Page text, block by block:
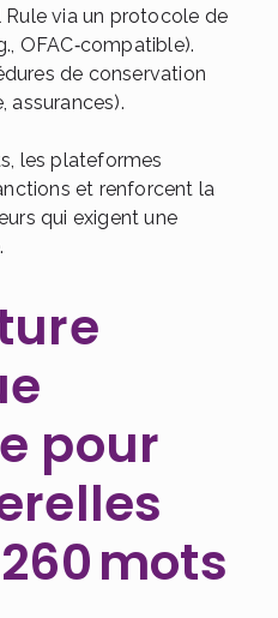
via un protocole de
OFAC‑compatible).
de conservation
assurances).
les plateformes
et renforcent la
qui exigent une
pour
mots